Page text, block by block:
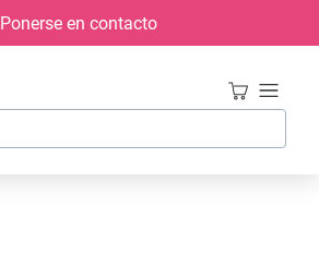
Ponerse en contacto